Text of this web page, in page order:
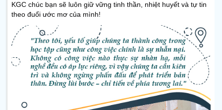
KGC chúc bạn sẽ luôn giữ vững tinh thần, nhiệt huyết và tự tin
theo đuổi ước mơ của mình!